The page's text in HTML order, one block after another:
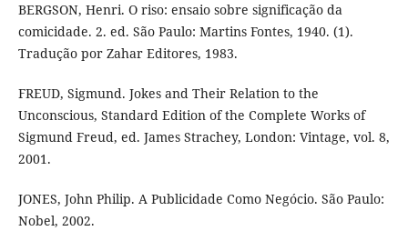
BERGSON, Henri. O riso: ensaio sobre significação da
comicidade. 2. ed. São Paulo: Martins Fontes, 1940. (1).
Tradução por Zahar Editores, 1983.
FREUD, Sigmund. Jokes and Their Relation to the
Unconscious, Standard Edition of the Complete Works of
Sigmund Freud, ed. James Strachey, London: Vintage, vol. 8,
2001.
JONES, John Philip. A Publicidade Como Negócio. São Paulo:
Nobel, 2002.